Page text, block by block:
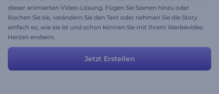
dieser animierten Video-Lösung. Fügen Sie Szenen hinzu oder
löschen Sie sie, verändern Sie den Text oder nehmen Sie die Story
einfach so, wie sie ist und schon können Sie mit Ihrem Werbevideo
Herzen erobern.
Jetzt Erstellen